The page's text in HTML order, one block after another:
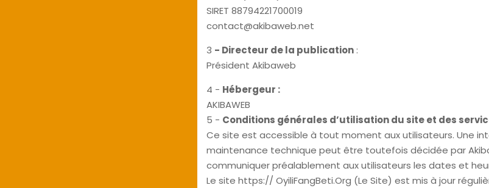
SIRET 88794221700019
contact@akibaweb.net
3 - Directeur de la publication:
Président Akibaweb
4 - Hébergeur :
AKIBAWEB
5 - Conditions générales d’utilisation du site et des
Ce site est accessible à tout moment aux utilisateurs. Une
maintenance technique peut être toutefois décidée par
communiquer préalablement aux utilisateurs les dates et
Le site https:// OyiliFangBeti.Org (Le Site) est mis à jour